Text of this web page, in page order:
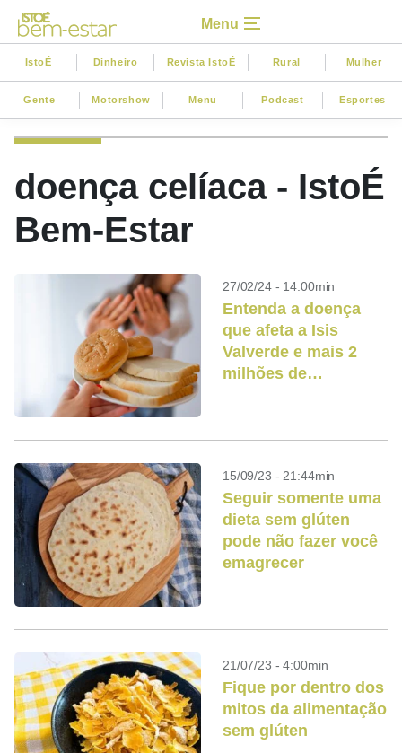
Menu
IstoÉ Dinheiro Revista IstoÉ Rural Mulher
Gente Motorshow Menu Podcast Esportes
doença celíaca - IstoÉ
Bem-Estar
27/02/24 - 14:00min
Entenda a doença
que afeta a Isis
Valverde e mais 2
milhões de
15/09/23 - 21:44min
Seguir somente uma
dieta sem glúten
pode não fazer você
emagrecer
21/07/23 - 4:00min
Fique por dentro dos
mitos da alimentação
sem glúten